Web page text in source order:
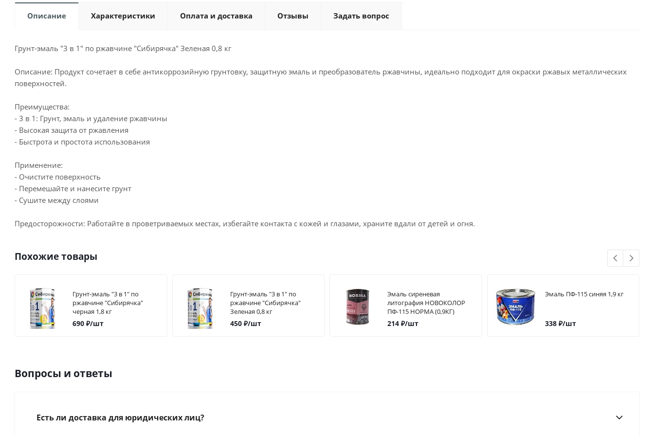
Описание Характеристики Оплата и доставка Отзывы Задать вопрос
Грунт-эмаль "3 в 1" по ржавчине "Сибирячка" Зеленая 0,8 кг
Описание: Продукт сочетает в себе антикоррозийную грунтовку, защитную эмаль и преобразователь ржавчины, идеально подходит для окраски ржавых металлических
поверхностей.
Преимущества:
- 3 в 1: Грунт, эмаль и удаление ржавчины
- Высокая защита от ржавления
- Быстрота и простота использования
Применение:
- Очистите поверхность
- Перемешайте и нанесите грунт
- Сушите между слоями
Предосторожности: Работайте в проветриваемых местах, избегайте контакта с кожей и глазами, храните вдали от детей и огня.
Похожие товары
Грунт-эмаль "3 в 1" по
ржавчине "Сибирячка"
черная 1,8 кг
690 ₽/шт
Грунт-эмаль "3 в 1" по
ржавчине "Сибирячка"
Зеленая 0,8 кг
450₽/шт
Эмаль сиреневая
литография НОВОКОЛОР
ПФ-115 НОРМА (0,9КГ)
214 ₽/шт
Эмаль ПФ-115 синяя 1,9 кг
338₽/шт
Вопросы и ответы
Есть ли доставка для юридических лиц?